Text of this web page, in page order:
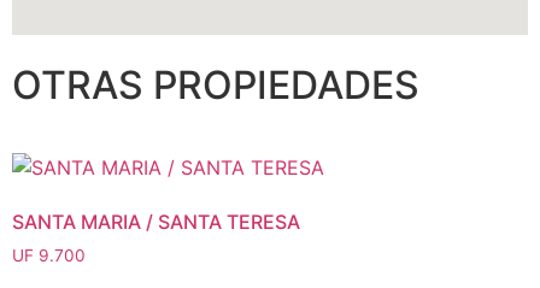
OTRAS PROPIEDADES
SANTA MARIA / SANTA TERESA
UF 9.700